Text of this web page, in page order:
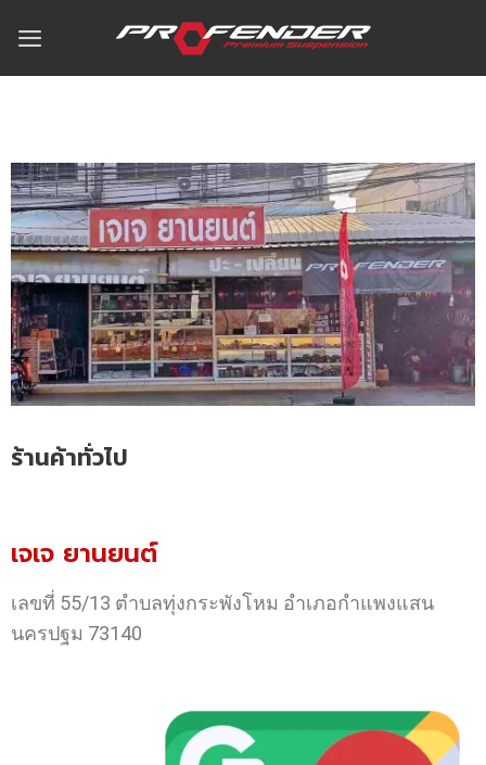
ร้านค้าทั่วไป
เจเจ ยานยนต์
เลขที่ 55/13 ตำบลทุ่งกระพังโหม อำเภอกำแพงแสน
นครปฐม 73140